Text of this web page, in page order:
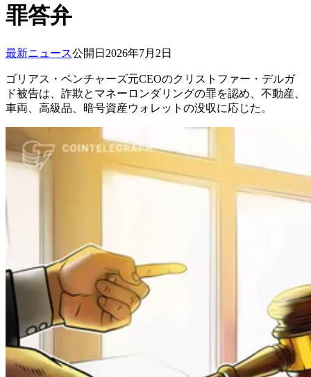
罪答弁
最新ニュース公開日 2026年7月2日
ゴリアス・ベンチャーズ元CEOのクリストファー・デルガ
ド被告は、詐欺とマネーロンダリングの罪を認め、不動産、
車両、高級品、暗号資産ウォレットの没収に応じた。